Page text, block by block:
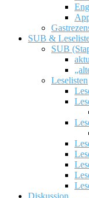
SUB &
SUB
Leselisten